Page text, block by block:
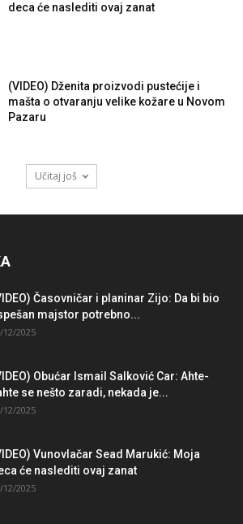
deca će naslediti ovaj zanat
(VIDEO) Dženita proizvodi pustećije i
mašta o otvaranju velike kožare u Novom
Pazaru
Učitaj još
Časovničar i planinar Zijo: Da bi bio
majstor potrebno...
12/2025
Obućar Ismail Salković Car: Ahte-
se nešto zaradi, nekada je...
12/2025
Vunovlačar Sead Marukić: Moja
će naslediti ovaj zanat
12/2025